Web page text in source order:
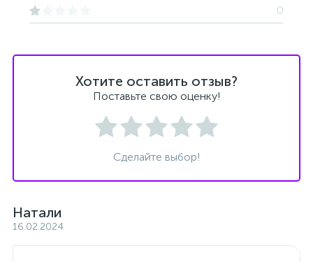
Хотите оставить отзыв?
Поставьте свою оценку!
Сделайте выбор!
Натали
16.02.2024
0